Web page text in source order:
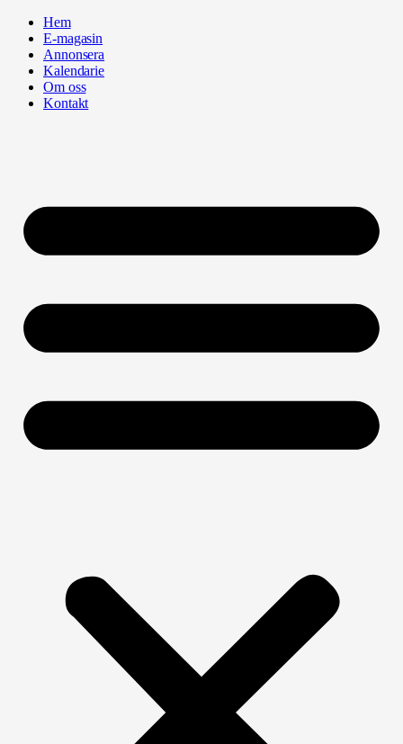
Hoppa
innehåll
Hem
E-magasin
Annonsera
Kalendarie
Om oss
Kontakt